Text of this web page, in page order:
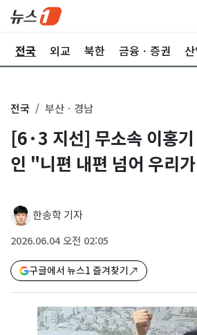
전국 외교 북한 금융ㆍ증권
전국 부산ㆍ경남
[6·3 지선] 무소속 이홍
인 "니편 내편 넘어 우리
한송학 기자
2026.06.04 오전 02:05
구글에서 뉴스1 즐겨찾기